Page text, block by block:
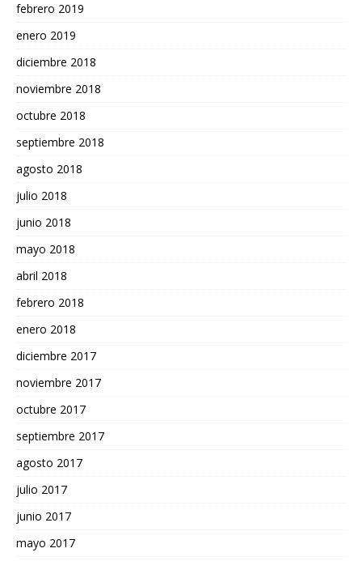
febrero 2019
enero 2019
diciembre 2018
noviembre 2018
octubre 2018
septiembre 2018
agosto 2018
julio 2018
junio 2018
mayo 2018
abril 2018
febrero 2018
enero 2018
diciembre 2017
noviembre 2017
octubre 2017
septiembre 2017
agosto 2017
julio 2017
junio 2017
mayo 2017